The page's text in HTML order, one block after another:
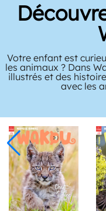
Votre enfant est
les animaux ? Dans
illustrés et des
avec les